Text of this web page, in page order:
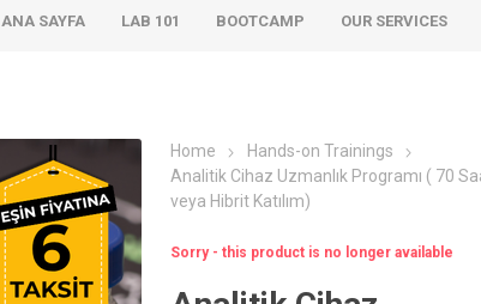
ANA SAYFA LAB 101 BOOTCAMP OUR SERVICES
Home
Hands-on Trainings
Analitik Cihaz Uzmanlık Programı ( 70
veya Hibrit Katılım)
Sorry - this product is no longer available